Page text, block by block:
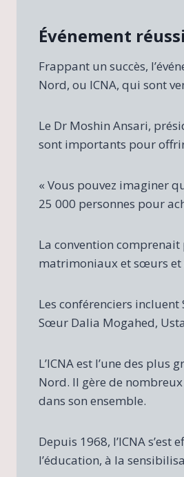
Événement réussi
Frappant un succès,
Nord, ou ICNA, qui sont
Le Dr Moshin Ansari,
sont importants pour
« Vous pouvez imaginer
25 000 personnes pour
La convention comprenait
matrimoniaux et sœurs et
Les conférenciers
Sœur Dalia Mogahed,
L’ICNA est l’une des
Nord. Il gère de
dans son ensemble.
Depuis 1968, l’ICNA
l’éducation, à la